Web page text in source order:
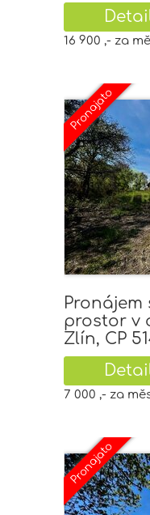
16 900 ,- za
Pronájem
prostor v
Zlín, CP
7 000 ,- za